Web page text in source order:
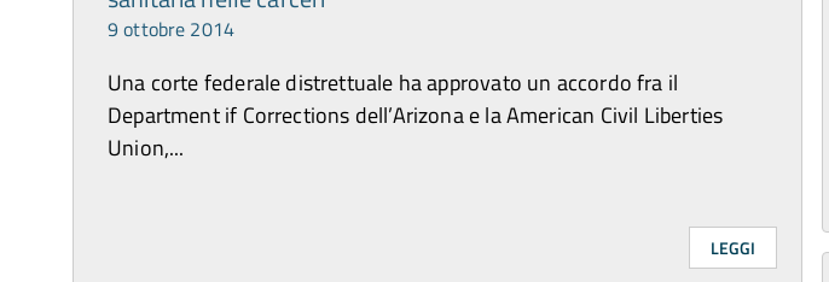
9 ottobre 2014
Una corte federale distrettuale ha approvato un accordo fra il
Department if Corrections dell’Arizona e la American Civil Liberties
Union,...
LEGGI